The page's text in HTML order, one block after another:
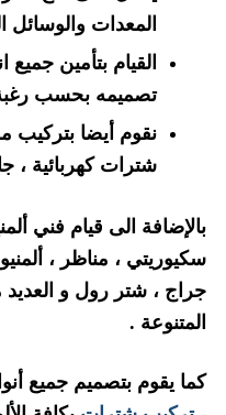
المعدات والوسائل
القيام بتأمين جميع
تصميمه بحسب
نقوم أيضا بتركيب
شترات كهربائية ،
بالإضافة الى قيام فني
سكيوريتي ، مناظر ،
جراج ، شتر رول و العديد
المتنوعة .
كما يقوم بتصميم جميع